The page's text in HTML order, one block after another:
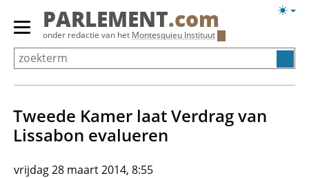
Overslaan
Primair
menu
tonen/verbergen
PARLEMENT.com
onder redactie van het Montesquieu Instituut
Tweede Kamer laat Verdrag van
Lissabon evalueren
vrijdag 28 maart 2014, 8:55